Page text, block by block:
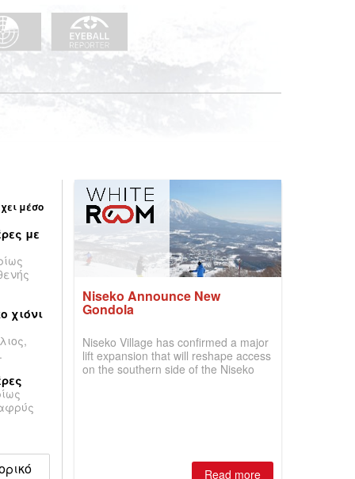
μέσο
με
χιόνι
Niseko Announce New
Gondola
Niseko Village has confirmed a major
lift expansion that will reshape access
on the southern side of the Niseko
Read more